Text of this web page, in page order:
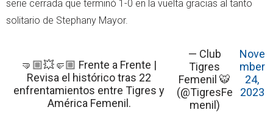
serie cerrada que terminó 1-0 en la vuelta gracias al tanto
solitario de Stephany Mayor.
🤜🏼💥🤛🏼 Frente a Frente |
Revisa el histórico tras 22
enfrentamientos entre Tigres y
América Femenil.
— Club
Tigres
Femenil 🐯
(@TigresFe
menil)
Nove
mber
24,
2023